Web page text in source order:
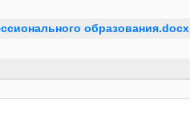
образования.docx